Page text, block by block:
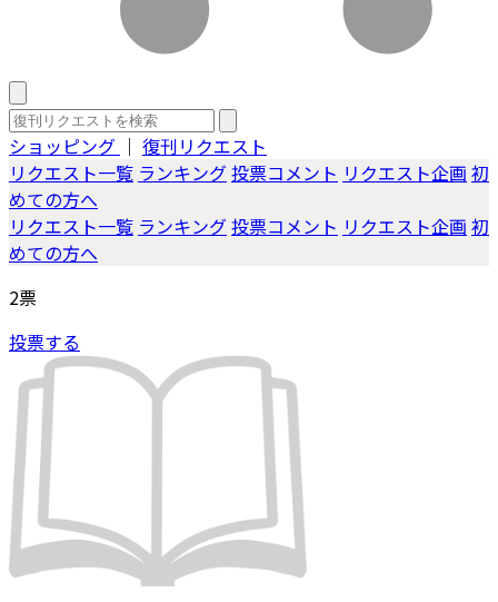
ショッピング ｜ 復刊リクエスト
リクエスト一覧 ランキング投票コメント リクエスト企画 初
めての方へ
リクエスト一覧 ランキング投票コメント リクエスト企画 初
めての方へ
2票
投票する